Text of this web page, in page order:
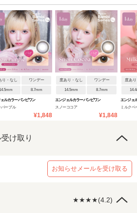
り・なし ワンデー
8.7mm
ルカラーバンビワン
パープル
¥1,848
度あり・なし ワンデー
14.5mm 8.7mm
エンジェルカラーバンビワン
スノーココア
¥1,848
度あ
エンジェ
ミルクベ
け取り
お知らせメールを受け取る
★★★★(4.2)